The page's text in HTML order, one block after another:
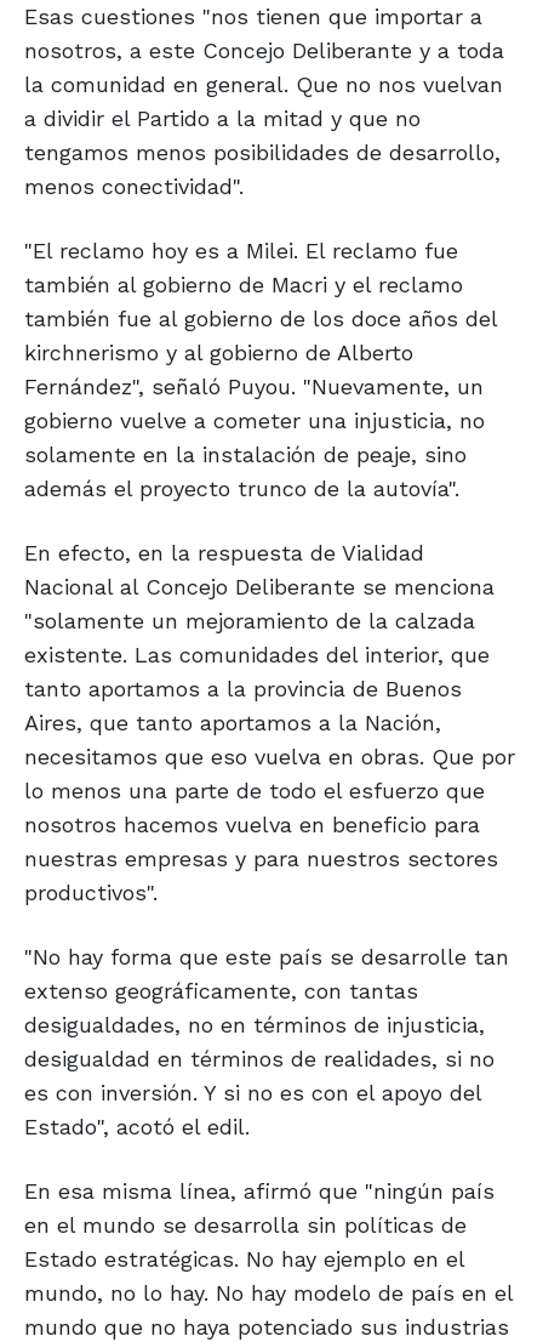
Esas cuestiones "nos tienen que importar a
nosotros, a este Concejo Deliberante y a toda
la comunidad en general. Que no nos vuelvan
a dividir el Partido a la mitad y que no
tengamos menos posibilidades de desarrollo,
menos conectividad".
"El reclamo hoy es a Milei. El reclamo fue
también al gobierno de Macri y el reclamo
también fue al gobierno de los doce años del
kirchnerismo y al gobierno de Alberto
Fernández", señaló Puyou. "Nuevamente, un
gobierno vuelve a cometer una injusticia, no
solamente en la instalación de peaje, sino
además el proyecto trunco de la autovía".
En efecto, en la respuesta de Vialidad
Nacional al Concejo Deliberante se menciona
"solamente un mejoramiento de la calzada
existente. Las comunidades del interior, que
tanto aportamos a la provincia de Buenos
Aires, que tanto aportamos a la Nación,
necesitamos que eso vuelva en obras. Que por
lo menos una parte de todo el esfuerzo que
nosotros hacemos vuelva en beneficio para
nuestras empresas y para nuestros sectores
productivos".
"No hay forma que este país se desarrolle tan
extenso geográficamente, con tantas
desigualdades, no en términos de injusticia,
desigualdad en términos de realidades, si no
es con inversión. Y si no es con el apoyo del
Estado", acotó el edil.
En esa misma línea, afirmó que "ningún país
en el mundo se desarrolla sin políticas de
Estado estratégicas. No hay ejemplo en el
mundo, no lo hay. No hay modelo de país en el
mundo que no haya potenciado sus industrias